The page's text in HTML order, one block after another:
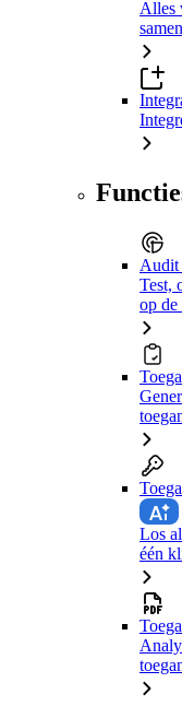
Alles
Audit
Test,
op de
Los
één